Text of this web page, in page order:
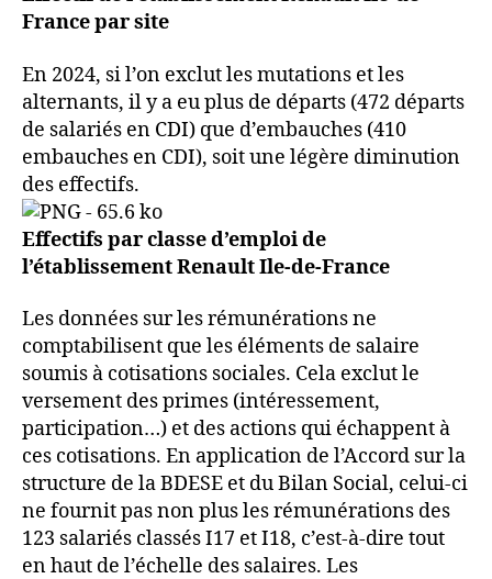
France par site
En 2024, si l’on exclut les mutations et les
alternants, il y a eu plus de départs (472 départs
de salariés en CDI) que d’embauches (410
embauches en CDI), soit une légère diminution
des effectifs.
Effectifs par classe d’emploi de
l’établissement Renault Ile-de-France
Les données sur les rémunérations ne
comptabilisent que les éléments de salaire
soumis à cotisations sociales. Cela exclut le
versement des primes (intéressement,
participation…) et des actions qui échappent à
ces cotisations. En application de l’Accord sur la
structure de la BDESE et du Bilan Social, celui-ci
ne fournit pas non plus les rémunérations des
123 salariés classés I17 et I18, c’est-à-dire tout
en haut de l’échelle des salaires. Les